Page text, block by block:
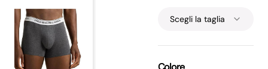
Scegli la taglia